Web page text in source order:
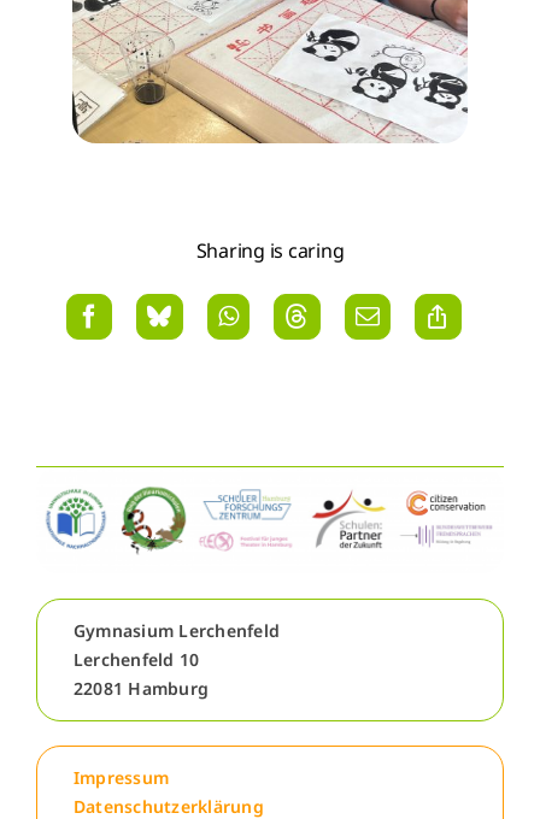
Sharing is caring
Gymnasium Lerchenfeld
Lerchenfeld 10
22081 Hamburg
Impressum
Datenschutzerklärung